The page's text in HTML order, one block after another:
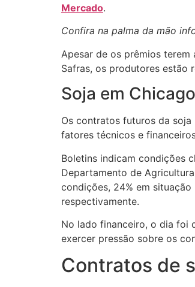
Mercado.
Confira na palma da mão
Apesar de os prêmios
Safras, os produtores estão
Soja em Chicago
Os contratos futuros da soja
fatores técnicos e
Boletins indicam condições
Departamento de
condições, 24% em situação
respectivamente.
No lado financeiro, o dia foi
exercer pressão sobre os
Contratos de